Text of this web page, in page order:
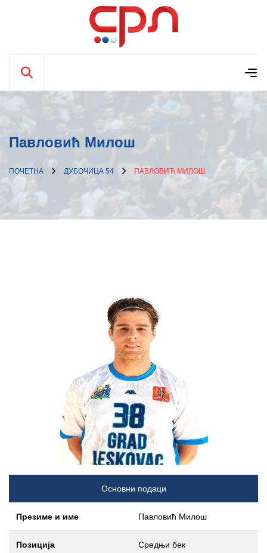
Павловић Милош
ПОЧЕТНА ДУБОЧИЦА 54 ПАВЛОВИЋ МИЛОШ
Основни подаци
Презиме и име Павловић Милош
Позиција Средњи бек